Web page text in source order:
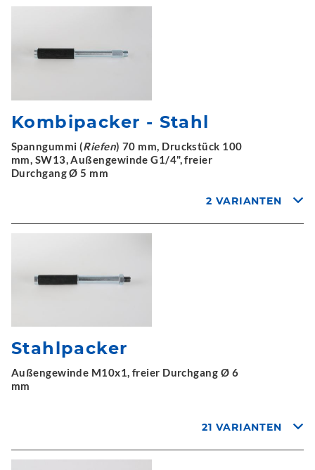
Kombipacker - Stahl
Spanngummi (Riefen) 70 mm, Druckstück 100
mm, SW13, Außengewinde G1/4", freier
Durchgang Ø 5 mm
2 VARIANTEN
Stahlpacker
Außengewinde M10x1, freier Durchgang Ø 6
mm
21 VARIANTEN